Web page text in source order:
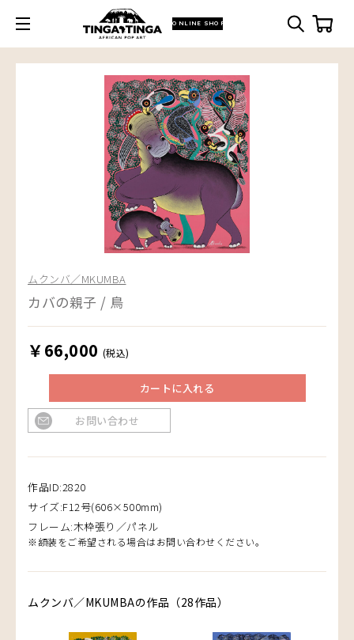
ONLINE SHOP
ムクンバ／MKUMBA
カバの親子 / 鳥
￥66,000 (税込)
カートに入れる
お問い合わせ
作品ID:2820
サイズ:F12号(606×500mm)
フレーム:木枠張り／パネル
※額装をご希望される場合はお問い合わせください。
ムクンバ／MKUMBAの作品（28作品）